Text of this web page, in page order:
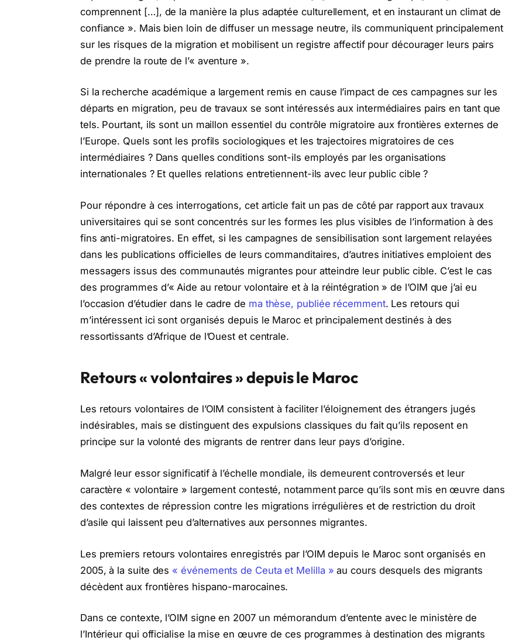
comprennent […], de la manière la plus adaptée culturellement, et en instaurant un climat de
confiance ». Mais bien loin de diffuser un message neutre, ils communiquent principalement
sur les risques de la migration et mobilisent un registre affectif pour décourager leurs pairs
de prendre la route de l’« aventure ».
Si la recherche académique a largement remis en cause l’impact de ces campagnes sur les
départs en migration, peu de travaux se sont intéressés aux intermédiaires pairs en tant que
tels. Pourtant, ils sont un maillon essentiel du contrôle migratoire aux frontières externes de
l’Europe. Quels sont les profils sociologiques et les trajectoires migratoires de ces
intermédiaires ? Dans quelles conditions sont-ils employés par les organisations
internationales ? Et quelles relations entretiennent-ils avec leur public cible ?
Pour répondre à ces interrogations, cet article fait un pas de côté par rapport aux travaux
universitaires qui se sont concentrés sur les formes les plus visibles de l’information à des
fins anti-migratoires. En effet, si les campagnes de sensibilisation sont largement relayées
dans les publications officielles de leurs commanditaires, d’autres initiatives emploient des
messagers issus des communautés migrantes pour atteindre leur public cible. C’est le cas
des programmes d’« Aide au retour volontaire et à la réintégration » de l’OIM que j’ai eu
l’occasion d’étudier dans le cadre de ma thèse, publiée récemment. Les retours qui
m’intéressent ici sont organisés depuis le Maroc et principalement destinés à des
ressortissants d’Afrique de l’Ouest et centrale.
Retours « volontaires » depuis le Maroc
Les retours volontaires de l’OIM consistent à faciliter l’éloignement des étrangers jugés
indésirables, mais se distinguent des expulsions classiques du fait qu’ils reposent en
principe sur la volonté des migrants de rentrer dans leur pays d’origine.
Malgré leur essor significatif à l’échelle mondiale, ils demeurent controversés et leur
caractère « volontaire » largement contesté, notamment parce qu’ils sont mis en œuvre dans
des contextes de répression contre les migrations irrégulières et de restriction du droit
d’asile qui laissent peu d’alternatives aux personnes migrantes.
Les premiers retours volontaires enregistrés par l’OIM depuis le Maroc sont organisés en
2005, à la suite des « événements de Ceuta et Melilla » au cours desquels des migrants
décèdent aux frontières hispano-marocaines.
Dans ce contexte, l’OIM signe en 2007 un mémorandum d’entente avec le ministère de
l’Intérieur qui officialise la mise en œuvre de ces programmes à destination des migrants